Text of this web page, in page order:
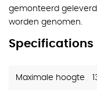
gemonteerd
worden genomen.
Specifications
Maximale hoogte